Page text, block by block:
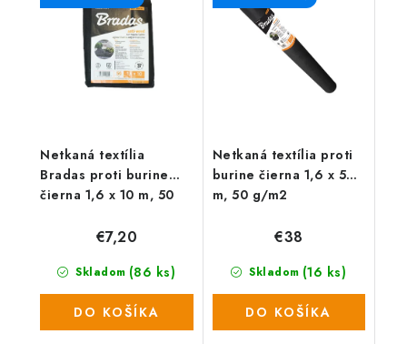
má široké...
má široké...
Netkaná textília
Bradas proti burine
čierna 1,6 x 10 m, 50
Skladom (86 ks)
€7,20
DO KOŠÍKA
Netkaná textília proti
burine čierna 1,6 x 50
m, 50 g/m2
Skladom (16 ks)
€38
DO KOŠÍKA